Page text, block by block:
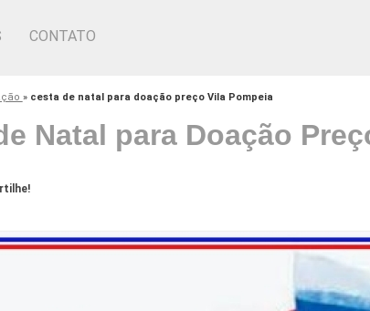
CONTATO
» cesta de natal para doação preço Vila Pompeia
Natal para Doação